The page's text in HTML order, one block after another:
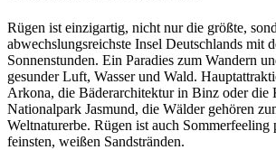
Rügen ist einzigartig, nicht nur die größte,
abwechslungsreichste Insel Deutschlands mit
Sonnenstunden. Ein Paradies zum Wandern
gesunder Luft, Wasser und Wald.
Arkona, die Bäderarchitektur in Binz oder die
Nationalpark Jasmund, die Wälder gehören
Weltnaturerbe. Rügen ist auch
feinsten, weißen Sandstränden.